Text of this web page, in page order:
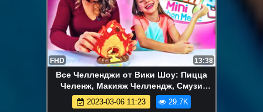
FHD 13:38
Все Челленджи от Вики Шоу: Пицца
Челенж, Макияж Челлендж, Смузи
Челлендж, Блинный Челлендж и др. -
MINI S'MORE CHALLENGE Жарим на
2023-03-06 11:23 29.7K